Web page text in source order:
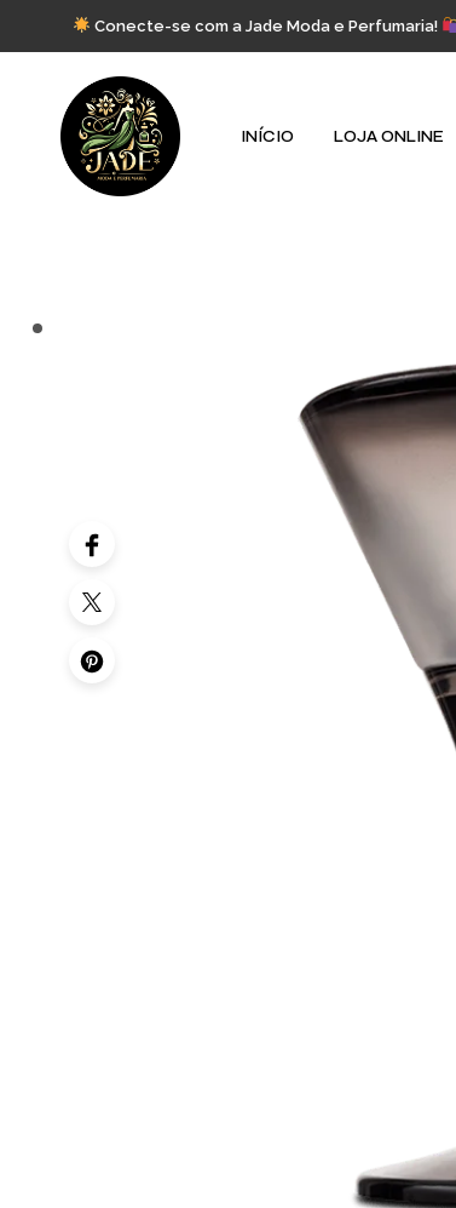
Conecte-se com a Jade Moda e Perfumaria!
INÍCIO LOJA ONLINE